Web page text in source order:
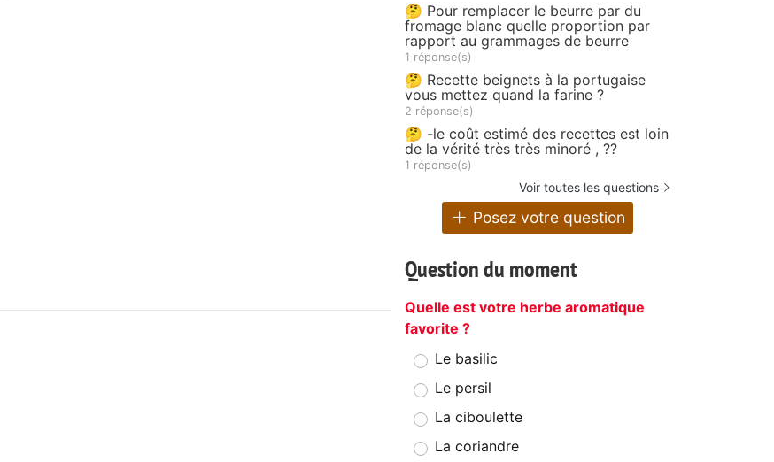
🤔 Pour remplacer le beurre par du
fromage blanc quelle proportion par
rapport au grammages de beurre
1 réponse(s)
🤔 Recette beignets à la portugaise
vous mettez quand la farine ?
2 réponse(s)
🤔 -le coût estimé des recettes est loin
de la vérité très très minoré , ??
1 réponse(s)
Voir toutes les questions
Posez votre question
Question du moment
Quelle est votre herbe aromatique
favorite ?
Le basilic
Le persil
La ciboulette
La coriandre